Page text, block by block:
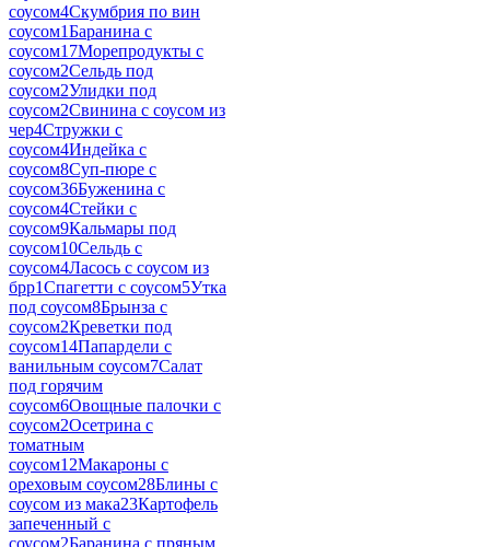
соусом4Скумбрия по вин
соусом1Баранина с
соусом17Морепродукты с
соусом2Сельдь под
соусом2Улидки под
соусом2Свинина с соусом из
чер4Стружки с
соусом4Индейка с
соусом8Суп-пюре с
соусом36Буженина с
соусом4Стейки с
соусом9Кальмары под
соусом10Сельдь с
соусом4Ласось с соусом из
брр1Спагетти с соусом5Утка
под соусом8Брынза с
соусом2Креветки под
соусом14Папардели с
ванильным соусом7Салат
под горячим
соусом6Овощные палочки с
соусом2Осетрина с
томатным
соусом12Макароны с
ореховым соусом28Блины с
соусом из мака23Картофель
запеченный с